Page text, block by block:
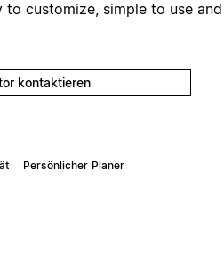
to customize, simple to use and
kontaktieren
Persönlicher Planer